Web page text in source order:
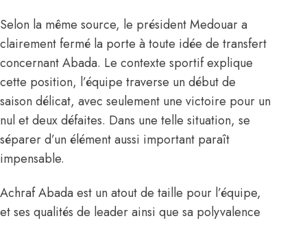
Selon la même source, le président Medouar a
clairement fermé la porte à toute idée de transfert
concernant Abada. Le contexte sportif explique
cette position, l’équipe traverse un début de
saison délicat, avec seulement une victoire pour un
nul et deux défaites. Dans une telle situation, se
séparer d’un élément aussi important paraît
impensable.
Achraf Abada est un atout de taille pour l’équipe,
et ses qualités de leader ainsi que sa polyvalence